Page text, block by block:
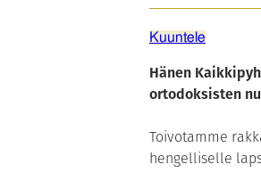
Kuuntele
Hänen
ortodoksisten
Toivotamme
hengelliselle